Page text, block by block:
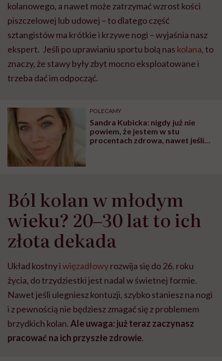
kolanowego, a nawet może zatrzymać wzrost kości
piszczelowej lub udowej – to dlatego część
sztangistów ma krótkie i krzywe nogi – wyjaśnia nasz
ekspert. Jeśli po uprawianiu sportu bolą nas kolana, to
znaczy, że stawy były zbyt mocno eksploatowane i
trzeba dać im odpocząć.
POLECAMY
Sandra Kubicka: nigdy już nie
powiem, że jestem w stu
procentach zdrowa, nawet jeśli
Ból kolan w młodym
wieku? 20‒30 lat to ich
złota dekada
Układ kostny iwięzadłowyrozwija się do 26. roku
życia, do trzydziestki jest nadal w świetnej formie.
Nawet jeśli ulegniesz kontuzji, szybko staniesz na nogi
i z pewnością nie będziesz zmagać się z problemem
brzydkich kolan.Ale uwaga: już teraz zaczynasz
pracować na ich przyszłe zdrowie.